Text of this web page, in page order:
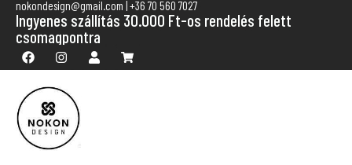
nokondesign@gmail.com | +36 70 560 7027
Ingyenes szállítás 30.000 Ft-os rendelés felett
csomagpontra